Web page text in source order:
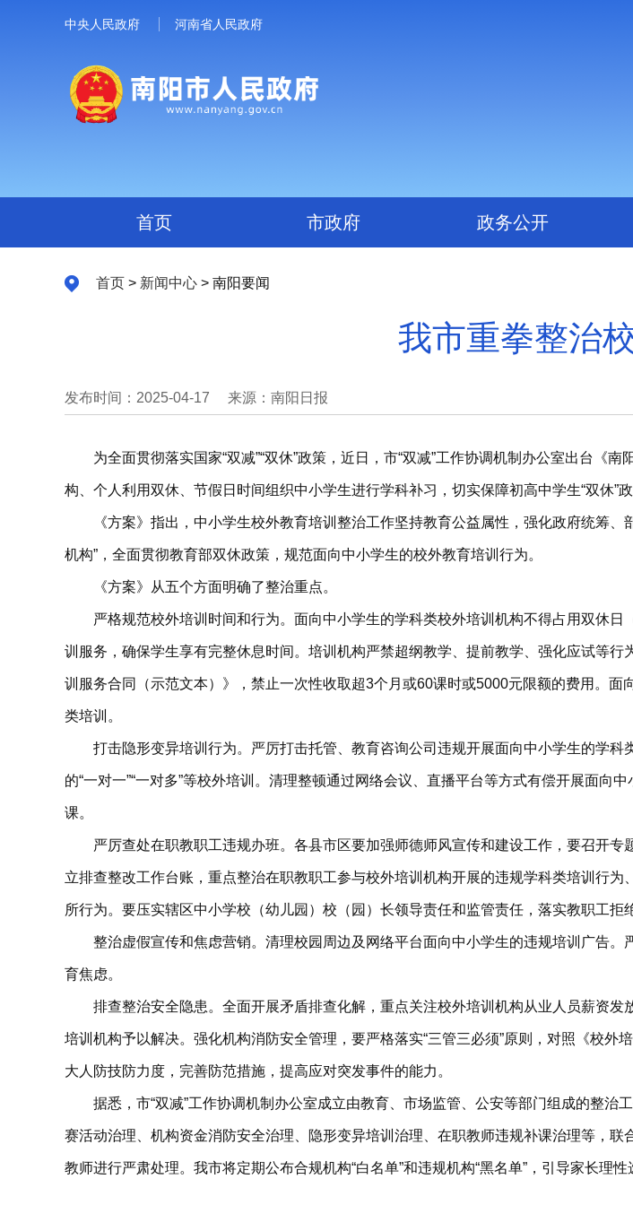
中央人民政府 河南省人民政府
首页 市政府 政务公开
首页 > 新闻中心 > 南阳要闻
我市重拳整治
发布时间：2025-04-17 来源：南阳日报
为全面贯彻落实国家“双减”“双休”政策，近日，市“双减”工作协调机制办公室出台
构、个人利用双休、节假日时间组织中小学生进行学科补习，切实保障初高中学生“双休”
《方案》指出，中小学生校外教育培训整治工作坚持教育公益属性，强化政府统筹
机构”，全面贯彻教育部双休政策，规范面向中小学生的校外教育培训行为。
《方案》从五个方面明确了整治重点。
严格规范校外培训时间和行为。面向中小学生的学科类校外培训机构不得占用双休
训服务，确保学生享有完整休息时间。培训机构严禁超纲教学、提前教学、强化应试等
训服务合同（示范文本）》，禁止一次性收取超3个月或60课时或5000元限额的费用。
类培训。
打击隐形变异培训行为。严厉打击托管、教育咨询公司违规开展面向中小学生的学
的“一对一”“一对多”等校外培训。清理整顿通过网络会议、直播平台等方式有偿开展面
课。
严厉查处在职教职工违规办班。各县市区要加强师德师风宣传和建设工作，要召开
立排查整改工作台账，重点整治在职教职工参与校外培训机构开展的违规学科类培训行
所行为。要压实辖区中小学校（幼儿园）校（园）长领导责任和监管责任，落实教职工拒
整治虚假宣传和焦虑营销。清理校园周边及网络平台面向中小学生的违规培训广告。
育焦虑。
排查整治安全隐患。全面开展矛盾排查化解，重点关注校外培训机构从业人员薪资
培训机构予以解决。强化机构消防安全管理，要严格落实“三管三必须”原则，对照《校
大人防技防力度，完善防范措施，提高应对突发事件的能力。
据悉，市“双减”工作协调机制办公室成立由教育、市场监管、公安等部门组成的整
赛活动治理、机构资金消防安全治理、隐形变异培训治理、在职教师违规补课治理等，
教师进行严肃处理。我市将定期公布合规机构“白名单”和违规机构“黑名单”，引导家长理